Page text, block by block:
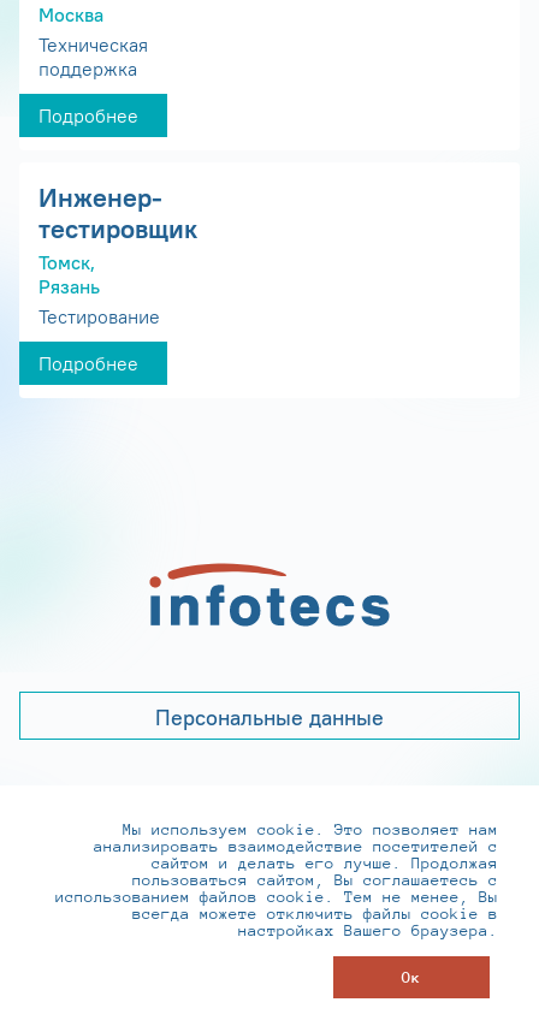
Москва
Техническая
поддержка
Подробнее
Инженер-
тестировщик
Томск,
Рязань
Тестирование
Подробнее
Персональные данные
+7 (495) 737-6192, 8-800-250-0-260
practice@infotecs.ru,hr@infotecs.ru
127273, г. Москва, Отрадная ул., 2Б строение 1
Мы используем cookie. Это позволяет нам
анализировать взаимодействие посетителей с
сайтом и делать его лучше. Продолжая
пользоваться сайтом, Вы соглашаетесь с
использованием файлов cookie. Тем не менее, Вы
всегда можете отключить файлы cookie в
настройках Вашего браузера.
Ок